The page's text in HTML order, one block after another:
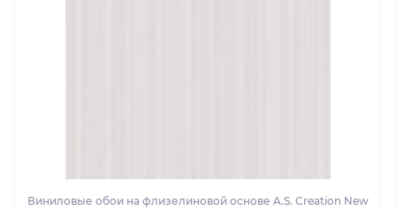
Виниловые обои на флизелиновой основе A.S. Creation New